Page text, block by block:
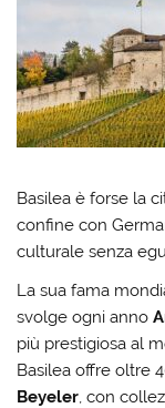
Basilea è forse la
confine con
culturale senza
La sua fama
svolge ogni anno
più prestigiosa al
Basilea offre oltre
Beyeler, con